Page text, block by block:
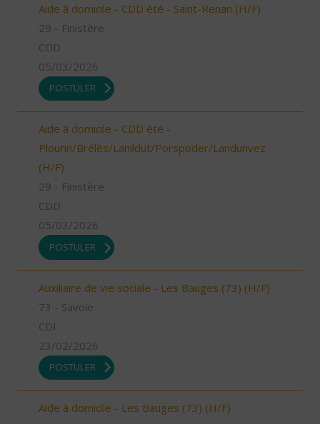
Aide à domicile - CDD été - Saint-Renan (H/F)
29 - Finistère
CDD
05/03/2026
POSTULER
Aide à domicile - CDD été -
Plourin/Brélès/Lanildut/Porspoder/Landunvez
(H/F)
29 - Finistère
CDD
05/03/2026
POSTULER
Auxiliaire de vie sociale - Les Bauges (73) (H/F)
73 - Savoie
CDI
23/02/2026
POSTULER
Aide à domicile - Les Bauges (73) (H/F)